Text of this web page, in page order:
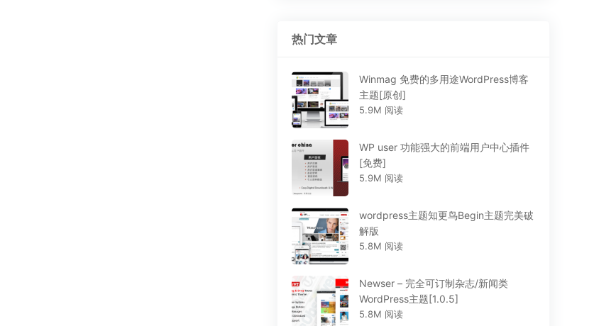
热门文章
Winmag 免费的多用途WordPress博客
主题[原创]
5.9M 阅读
WP user 功能强大的前端用户中心插件
[免费]
5.9M 阅读
wordpress主题知更鸟Begin主题完美破
解版
5.8M 阅读
Newser – 完全可订制杂志/新闻类
WordPress主题[1.0.5]
5.8M 阅读